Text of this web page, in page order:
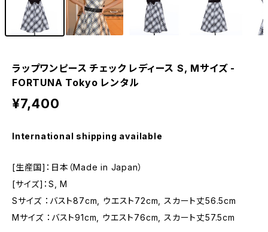
ラップワンピース チェック レディース S, Mサイズ -
FORTUNA Tokyo レンタル
¥7,400
International shipping available
[生産国]：日本（Made in Japan）
[サイズ]：S, M
Sサイズ ：バスト87cm, ウエスト72cm, スカート丈56.5cm
Mサイズ ：バスト91cm, ウエスト76cm, スカート丈57.5cm